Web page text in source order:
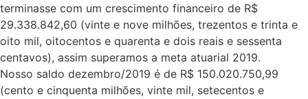
terminasse com um crescimento financeiro de R$
29.338.842,60 (vinte e nove milhões, trezentos e trinta e
oito mil, oitocentos e quarenta e dois reais e sessenta
centavos), assim superamos a meta atuarial 2019.
Nosso saldo dezembro/2019 é de R$ 150.020.750,99
(cento e cinquenta milhões, vinte mil, setecentos e